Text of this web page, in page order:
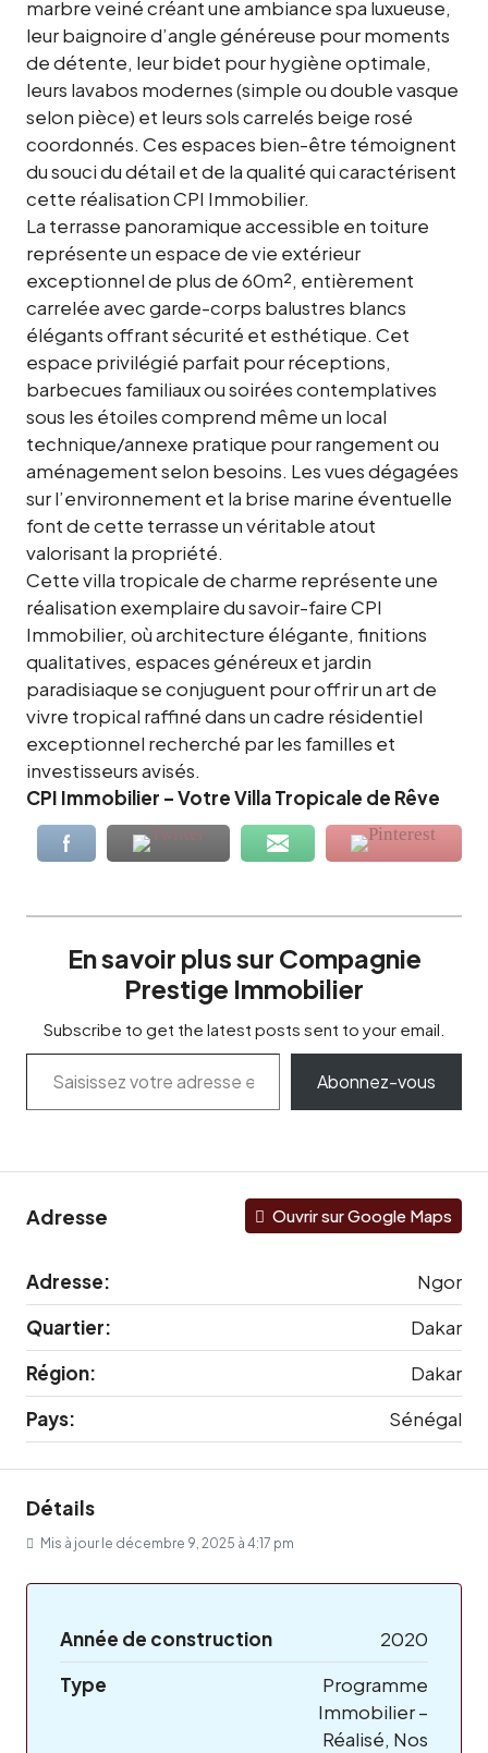
marbre veiné créant une ambiance spa luxueuse,
leur baignoire d’angle généreuse pour moments
de détente, leur bidet pour hygiène optimale,
leurs lavabos modernes (simple ou double vasque
selon pièce) et leurs sols carrelés beige rosé
coordonnés. Ces espaces bien-être témoignent
du souci du détail et de la qualité qui caractérisent
cette réalisation CPI Immobilier.
La terrasse panoramique accessible en toiture
représente un espace de vie extérieur
exceptionnel de plus de 60m², entièrement
carrelée avec garde-corps balustres blancs
élégants offrant sécurité et esthétique. Cet
espace privilégié parfait pour réceptions,
barbecues familiaux ou soirées contemplatives
sous les étoiles comprend même un local
technique/annexe pratique pour rangement ou
aménagement selon besoins. Les vues dégagées
sur l’environnement et la brise marine éventuelle
font de cette terrasse un véritable atout
valorisant la propriété.
Cette villa tropicale de charme représente une
réalisation exemplaire du savoir-faire CPI
Immobilier, où architecture élégante, finitions
qualitatives, espaces généreux et jardin
paradisiaque se conjuguent pour offrir un art de
vivre tropical raffiné dans un cadre résidentiel
exceptionnel recherché par les familles et
investisseurs avisés.
CPI Immobilier – Votre Villa Tropicale de Rêve
En savoir plus sur Compagnie
Prestige Immobilier
Subscribe to get the latest posts sent to your email.
Abonnez-vous
Adresse Ouvrir sur Google Maps
Adresse:
Ngor
Quartier:
Dakar
Région:
Dakar
Pays:
Sénégal
Détails
Mis à jour le décembre 9, 2025 à 4:17 pm
Année de construction
2020
Type
Programme
Immobilier –
Réalisé, Nos